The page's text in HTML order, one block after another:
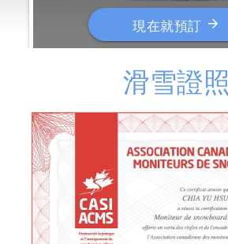
現在就預訂 arrow_forward
滑雪證照